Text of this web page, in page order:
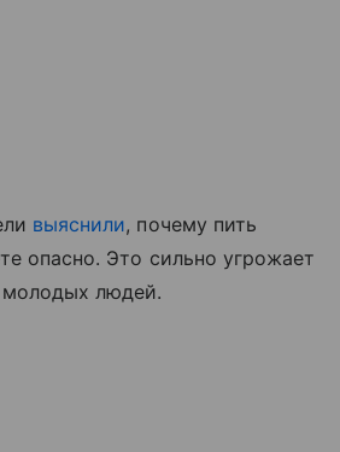
выяснили, почему пить
опасно. Это сильно угрожает
людей.